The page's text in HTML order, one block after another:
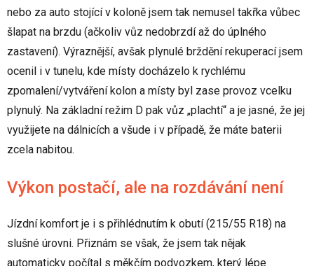
nebo za auto stojící v koloně jsem tak nemusel takřka vůbec
šlapat na brzdu (ačkoliv vůz nedobrzdí až do úplného
zastavení). Výraznější, avšak plynulé brždění rekuperací jsem
ocenil i v tunelu, kde místy docházelo k rychlému
zpomalení/vytváření kolon a místy byl zase provoz vcelku
plynulý. Na základní režim D pak vůz „plachtí“ a je jasné, že jej
využijete na dálnicích a všude i v případě, že máte baterii
zcela nabitou.
Výkon postačí, ale na rozdávání není
Jízdní komfort je i s přihlédnutím k obutí (215/55 R18) na
slušné úrovni. Přiznám se však, že jsem tak nějak
automaticky počítal s měkčím podvozkem, který lépe